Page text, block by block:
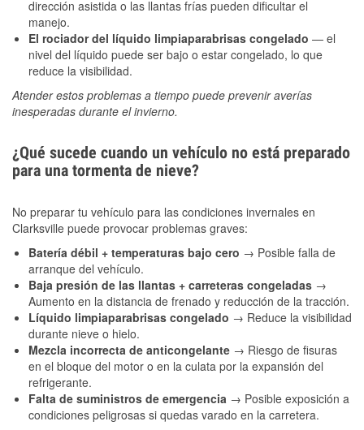
dirección asistida o las llantas frías pueden dificultar el
manejo.
El rociador del líquido limpiaparabrisas congelado — el
nivel del líquido puede ser bajo o estar congelado, lo que
reduce la visibilidad.
Atender estos problemas a tiempo puede prevenir averías
inesperadas durante el invierno.
¿Qué sucede cuando un vehículo no está preparado
para una tormenta de nieve?
No preparar tu vehículo para las condiciones invernales en
Clarksville puede provocar problemas graves:
Batería débil + temperaturas bajo cero → Posible falla de
arranque del vehículo.
Baja presión de las llantas + carreteras congeladas →
Aumento en la distancia de frenado y reducción de la tracción.
Líquido limpiaparabrisas congelado → Reduce la visibilidad
durante nieve o hielo.
Mezcla incorrecta de anticongelante → Riesgo de fisuras
en el bloque del motor o en la culata por la expansión del
refrigerante.
Falta de suministros de emergencia → Posible exposición a
condiciones peligrosas si quedas varado en la carretera.